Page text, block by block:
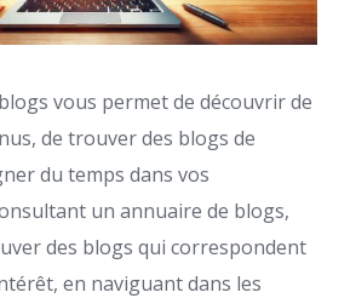
vous permet de découvrir de
de trouver des blogs de
du temps dans vos
un annuaire de blogs,
des blogs qui correspondent
en naviguant dans les